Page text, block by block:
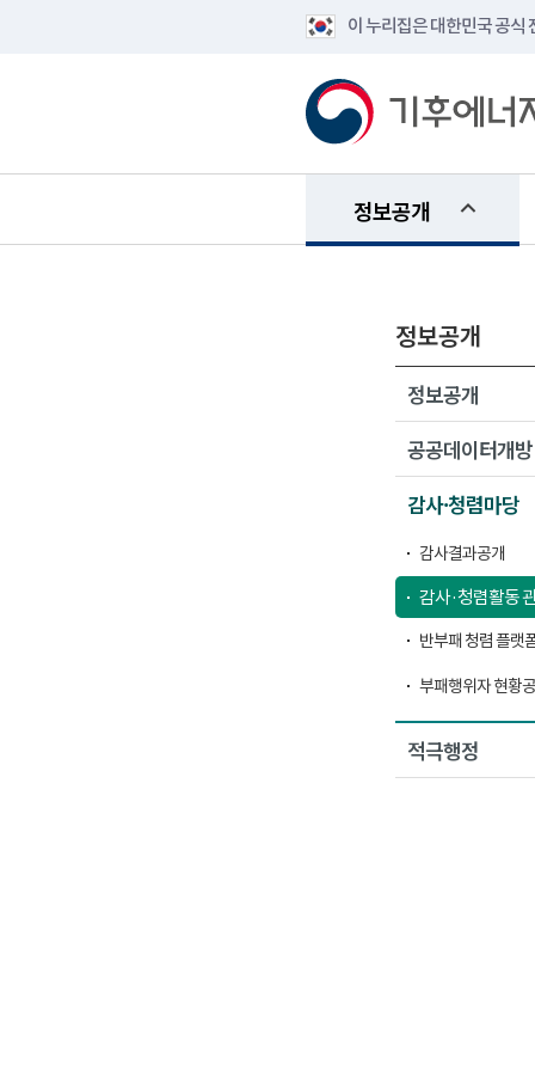
이 누리집은 대한민국 공식
정보공개
정보공개
정보공개
공공데이터개방
감사·청렴마당
감사결과공개
감사·청렴활동
반부패 청렴 플랫
부패행위자 현황
적극행정